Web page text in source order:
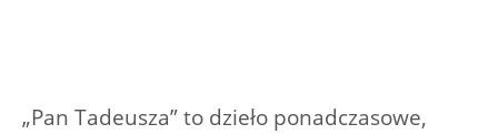
„Pan Tadeusza” to dzieło ponadczasowe,